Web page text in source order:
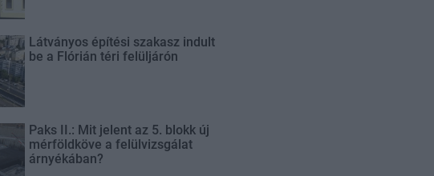
Látványos építési szakasz indult
be a Flórián téri felüljárón
Paks II.: Mit jelent az 5. blokk új
mérföldköve a felülvizsgálat
árnyékában?